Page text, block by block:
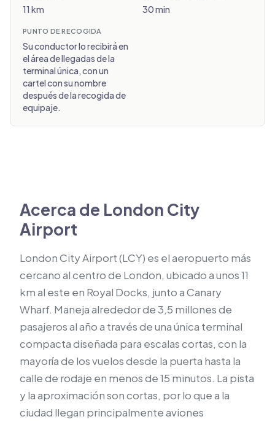
11 km 30 min
PUNTO DE RECOGIDA
Su conductor lo recibirá en
el área de llegadas de la
terminal única, con un
cartel con su nombre
después de la recogida de
equipaje.
Acerca de London City
Airport
London City Airport (LCY) es el aeropuerto más
cercano al centro de London, ubicado a unos 11
km al este en Royal Docks, junto a Canary
Wharf. Maneja alrededor de 3,5 millones de
pasajeros al año a través de una única terminal
compacta diseñada para escalas cortas, con la
mayoría de los vuelos desde la puerta hasta la
calle de rodaje en menos de 15 minutos. La pista
y la aproximación son cortas, por lo que a la
ciudad llegan principalmente aviones